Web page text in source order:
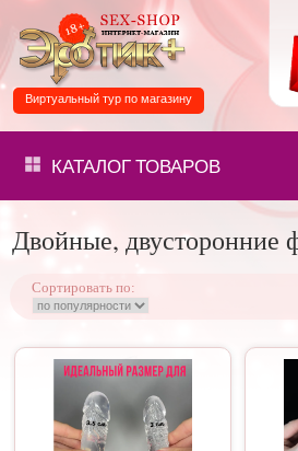
Виртуальный тур по магазину
КАТАЛОГТОВАРОВ
Двойные, двусторонние
Сортировать по: